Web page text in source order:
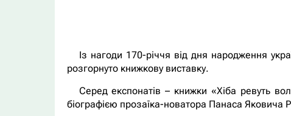
Із нагоди 170-річчя від дня народження
розгорнуто книжкову виставку.
Серед експонатів – книжки «Хіба ревуть
біографією прозаїка-новатора Панаса Яковича